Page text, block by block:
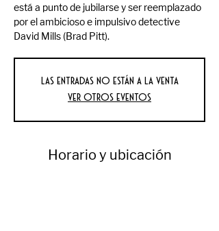
está a punto de jubilarse y ser reemplazado
por el ambicioso e impulsivo detective
David Mills (Brad Pitt).
Las entradas no están a la venta
Ver otros eventos
Horario y ubicación